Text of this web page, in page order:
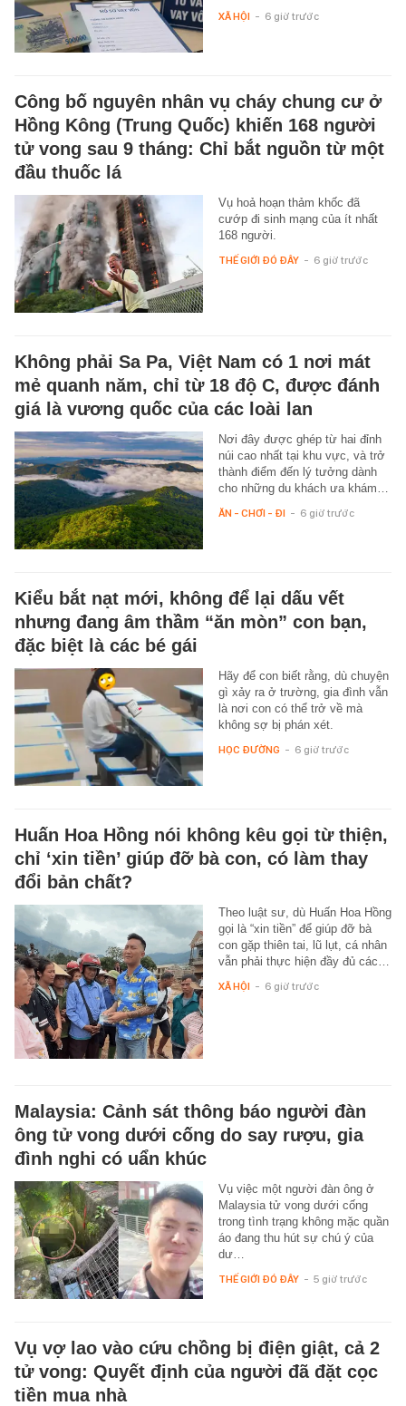
XÃ HỘI - 6 giờ trước
Công bố nguyên nhân vụ cháy chung cư ở
Hồng Kông (Trung Quốc) khiến 168 người
tử vong sau 9 tháng: Chỉ bắt nguồn từ một
đầu thuốc lá
Vụ hoả hoạn thảm khốc đã
cướp đi sinh mạng của ít nhất
168 người.
THẾ GIỚI ĐÓ ĐÂY - 6 giờ trước
Không phải Sa Pa, Việt Nam có 1 nơi mát
mẻ quanh năm, chỉ từ 18 độ C, được đánh
giá là vương quốc của các loài lan
Nơi đây được ghép từ hai đỉnh
núi cao nhất tại khu vực, và trở
thành điểm đến lý tưởng dành
cho những du khách ưa khám…
ĂN - CHƠI - ĐI - 6 giờ trước
Kiểu bắt nạt mới, không để lại dấu vết
nhưng đang âm thầm “ăn mòn” con bạn,
đặc biệt là các bé gái
Hãy để con biết rằng, dù chuyện
gì xảy ra ở trường, gia đình vẫn
là nơi con có thể trở về mà
không sợ bị phán xét.
HỌC ĐƯỜNG - 6 giờ trước
Huấn Hoa Hồng nói không kêu gọi từ thiện,
chỉ ‘xin tiền’ giúp đỡ bà con, có làm thay
đổi bản chất?
Theo luật sư, dù Huấn Hoa Hồng
gọi là “xin tiền” để giúp đỡ bà
con gặp thiên tai, lũ lụt, cá nhân
vẫn phải thực hiện đầy đủ các…
XÃ HỘI - 6 giờ trước
Malaysia: Cảnh sát thông báo người đàn
ông tử vong dưới cống do say rượu, gia
đình nghi có uẩn khúc
Vụ việc một người đàn ông ở
Malaysia tử vong dưới cống
trong tình trạng không mặc quần
áo đang thu hút sự chú ý của
dư…
THẾ GIỚI ĐÓ ĐÂY - 5 giờ trước
Vụ vợ lao vào cứu chồng bị điện giật, cả 2
tử vong: Quyết định của người đã đặt cọc
tiền mua nhà